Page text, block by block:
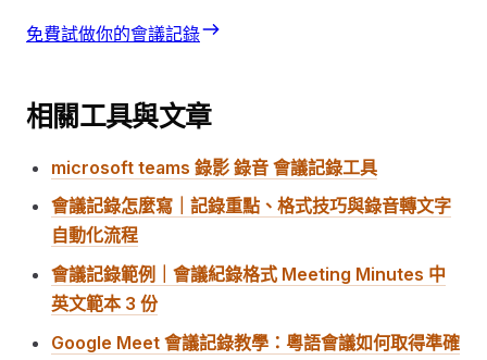
免費試做你的會議記錄
相關工具與文章
microsoft teams 錄影 錄音 會議記錄工具
會議記錄怎麼寫｜記錄重點、格式技巧與錄音轉文字
自動化流程
會議記錄範例｜會議紀錄格式 Meeting Minutes 中
英文範本 3 份
Google Meet 會議記錄教學：粵語會議如何取得準確